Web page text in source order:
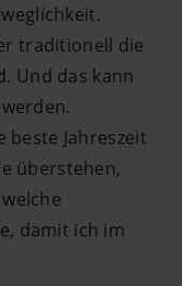
traditionell die
Und das kann
beste Jahreszeit
überstehen,
damit ich im